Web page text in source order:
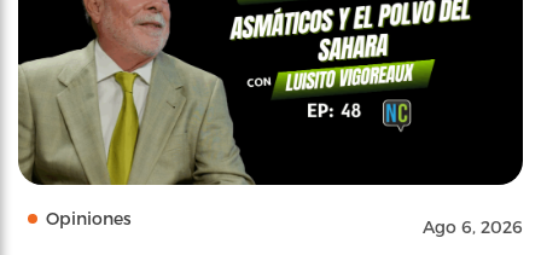
Opiniones Ago 6, 2026